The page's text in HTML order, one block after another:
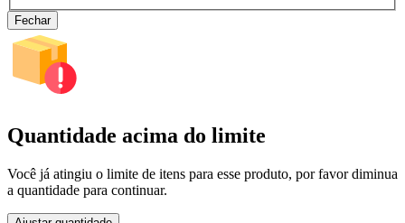
Fechar
Quantidade acima do limite
Você já atingiu o limite de itens para esse produto, por favor diminua
a quantidade para continuar.